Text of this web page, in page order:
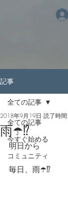
記事
全ての記事
今すぐ始める
コミュニティ
全ての記事
雨☂️⁉️
2018年9月19日 読了時
明日から
毎日、雨☂️⁉️